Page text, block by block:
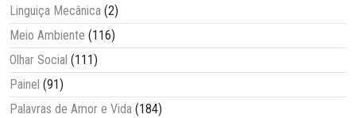
Linguiça Mecânica (2)
Meio Ambiente (116)
Olhar Social (111)
Painel (91)
Palavras de Amor e Vida (184)